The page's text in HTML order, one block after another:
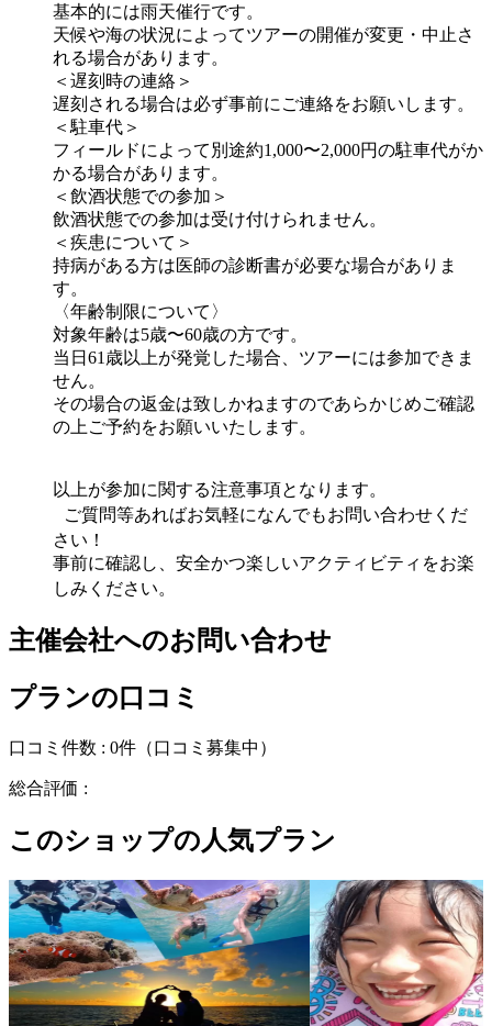
基本的には雨天催行です。
天候や海の状況によってツアーの開催が変更・中止さ
れる場合があります。
＜遅刻時の連絡＞
遅刻される場合は必ず事前にご連絡をお願いします。
＜駐車代＞
フィールドによって別途約1,000〜2,000円の駐車代がか
かる場合があります。
＜飲酒状態での参加＞
飲酒状態での参加は受け付けられません。
＜疾患について＞
持病がある方は医師の診断書が必要な場合がありま
す。
〈年齢制限について〉
対象年齢は5歳〜60歳の方です。
当日61歳以上が発覚した場合、ツアーには参加できま
せん。
その場合の返金は致しかねますのであらかじめご確認
の上ご予約をお願いいたします。
以上が参加に関する注意事項となります。
ご質問等あればお気軽になんでもお問い合わせくだ
さい！
事前に確認し、安全かつ楽しいアクティビティをお楽
しみください。
主催会社へのお問い合わせ
プランの口コミ
口コミ件数 : 0件 （口コミ募集中）
総合評価 :
このショップの人気プラン